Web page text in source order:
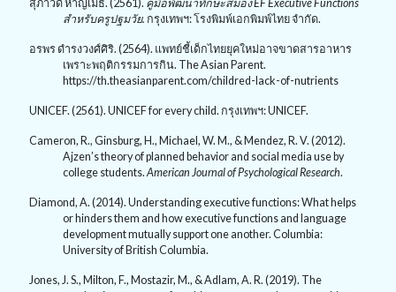
สุภาวดี หาญเมธี. (2561). คู่มือพัฒนาทักษะสมองEF Executive Functions
สำหรับครูปฐมวัย. กรุงเทพฯ: โรงพิมพ์เอกพิมพ์ไทย จำกัด.
อรพร ดำรงวงศ์ศิริ. (2564). แพทย์ชี้เด็กไทยยุคใหม่อาจขาดสารอาหาร
เพราะพฤติกรรมการกิน. The Asian Parent.
https://th.theasianparent.com/childred-lack-of-nutrients
UNICEF. (2561). UNICEF for every child. กรุงเทพฯ:UNICEF.
Cameron, R., Ginsburg, H., Michael, W. M., & Mendez, R. V. (2012).
Ajzen’s theory of planned behavior and social media use by
college students. American Journal of Psychological Research.
Diamond, A. (2014). Understanding executive functions: What helps
or hinders them and how executive functions and language
development mutually support one another. Columbia:
University of British Columbia.
Jones, J. S., Milton, F., Mostazir, M., & Adlam, A. R. (2019). The